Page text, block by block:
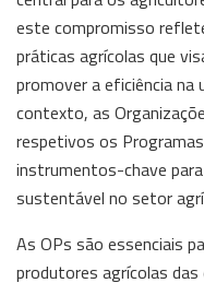
este compromisso
práticas agrícolas que
promover a eficiência
contexto, as
respetivos os
instrumentos-chave
sustentável no setor
As OPs são essenciais
produtores agrícolas